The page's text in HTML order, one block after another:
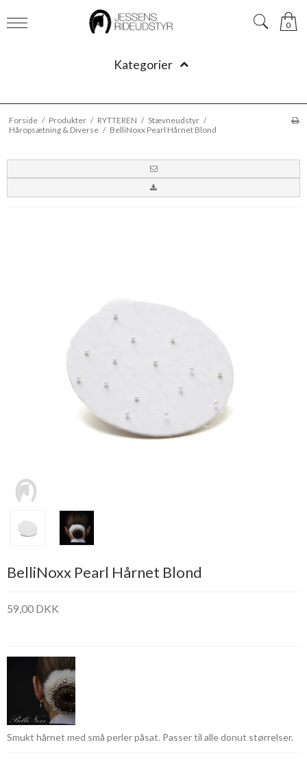
0
Kategorier
Forside / Produkter / RYTTEREN / Stævneudstyr /
Håropsætning & Diverse / BelliNoxx Pearl Hårnet Blond
BelliNoxx Pearl Hårnet Blond
59,00 DKK
Smukt hårnet med små perler påsat. Passer til alle donut størrelser.